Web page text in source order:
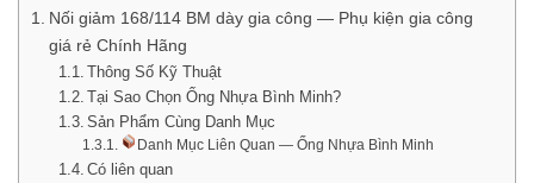
Nối giảm 168/114 BM dày gia công — Phụ kiện gia công
giá rẻ Chính Hãng
Thông Số Kỹ Thuật
Tại Sao Chọn Ống Nhựa Bình Minh?
Sản Phẩm Cùng Danh Mục
Danh Mục Liên Quan — Ống Nhựa Bình Minh
Có liên quan